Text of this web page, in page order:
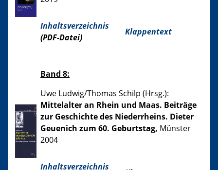
Inhaltsverzeichnis
(PDF-Datei)
Klappentext
Band 8:
Uwe Ludwig/Thomas Schilp (Hrsg.):
Mittelalter an Rhein und Maas. Beiträge
zur Geschichte des Niederrheins. Dieter
Geuenich zum 60. Geburtstag, Münster
2004
Inhaltsverzeichnis